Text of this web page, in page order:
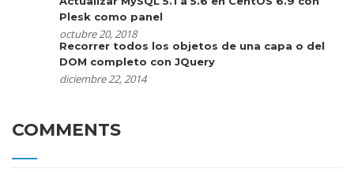
Plesk como panel
octubre 20, 2018
Recorrer todos los objetos de una capa o del
DOM completo con JQuery
diciembre 22, 2014
COMMENTS